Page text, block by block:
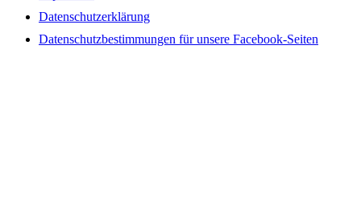
Datenschutzerklärung
Datenschutzbestimmungen für unsere Facebook-Seiten